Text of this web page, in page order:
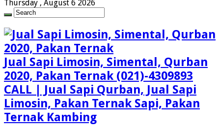
Thursday , August 6 2026
Jual Sapi Limosin, Simental, Qurban
2020, Pakan Ternak (021)-4309893
CALL | Jual Sapi Qurban, Jual Sapi
Limosin, Pakan Ternak Sapi, Pakan
Ternak Kambing